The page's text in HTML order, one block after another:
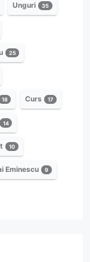
Unguri 35
25
18 Curs 17
14
10
Eminescu 9